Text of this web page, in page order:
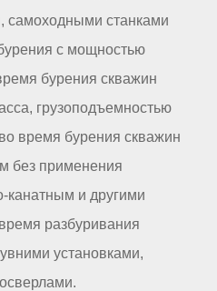
самоходными станками
с мощностью
бурения скважин
грузоподъемностью
время бурения скважин
без применения
канатным и другими
разбуривания
установками,